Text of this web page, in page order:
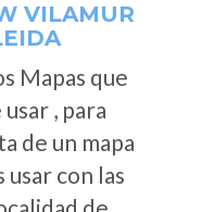
VILAMUR
Mapas que
, para
de un mapa
con las